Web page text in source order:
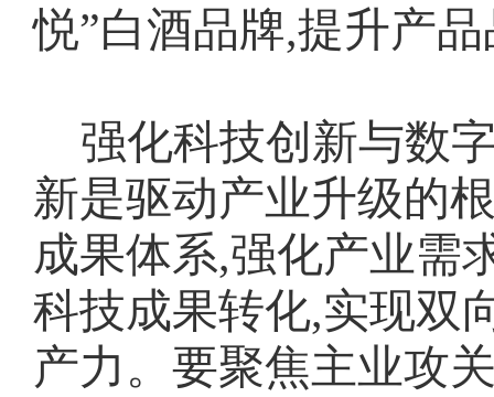
悦”白酒品牌,提升产
强化科技创新与数
新是驱动产业升级的
成果体系,强化产业需
科技成果转化,实现双
产力。要聚焦主业攻